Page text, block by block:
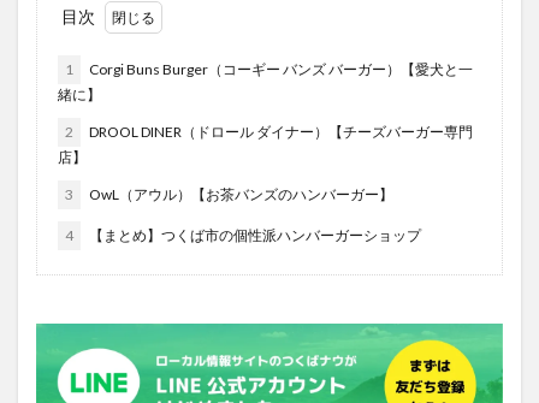
目次
1
Corgi Buns Burger（コーギー バンズ バーガー）【愛犬と一
緒に】
2
DROOL DINER（ドロール ダイナー）【チーズバーガー専門
店】
3 OwL（アウル）【お茶バンズのハンバーガー】
4 【まとめ】つくば市の個性派ハンバーガーショップ